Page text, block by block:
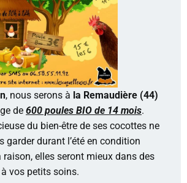
, nous serons à la Remaudière (44)
de 600 poules BIO de 14 mois.
du bien-être de ses cocottes ne
garder durant l’été en condition
raison, elles seront mieux dans des
vos petits soins.